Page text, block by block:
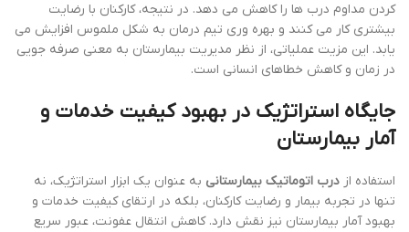
کردن مداوم درب ها را کاهش می دهد. در نتیجه، کارکنان با رضایت
بیشتری کار می کنند و بهره وری تیم درمان به شکل ملموس افزایش می
یابد. این مزیت عملیاتی، از نظر مدیریت بیمارستان به معنی صرفه جویی
در زمان و کاهش خطاهای انسانی است.
جایگاه استراتژیک در بهبود کیفیت خدمات و
آمار بیمارستان
استفاده از درب اتوماتیک بیمارستانی به عنوان یک ابزار استراتژیک، نه
تنها در تجربه بیمار و رضایت کارکنان، بلکه در ارتقای کیفیت خدمات و
بهبود آمار بیمارستان نیز نقش دارد. کاهش انتقال عفونت، عبور سریع